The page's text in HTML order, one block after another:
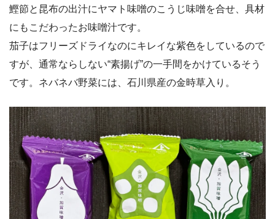
鰹節と昆布の出汁にヤマト味噌のこうじ味噌を合せ、具材
にもこだわったお味噌汁です。
茄子はフリーズドライなのにキレイな紫色をしているので
すが、通常ならしない“素揚げ”の一手間をかけているそう
です。ネバネバ野菜には、石川県産の金時草入り。